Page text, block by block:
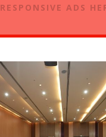
RESPONSIVE ADS